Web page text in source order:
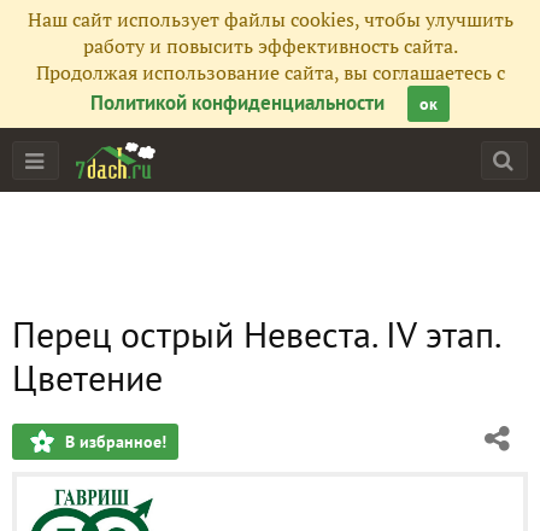
Наш сайт использует файлы cookies, чтобы улучшить
работу и повысить эффективность сайта.
Продолжая использование сайта, вы соглашаетесь с
Политикой конфиденциальности
ок
Перец острый Невеста. IV этап.
Цветение
В избранное!